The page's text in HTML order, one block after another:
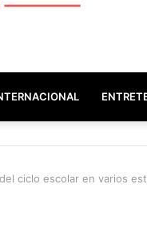
ciclo escolar en varios